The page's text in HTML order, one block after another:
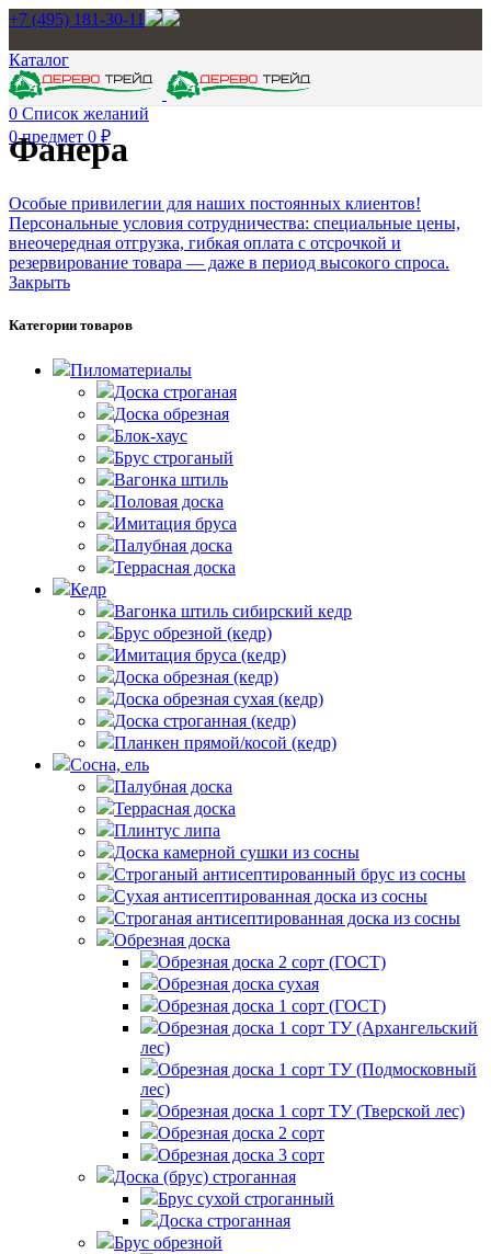
+7 (495) 181-30-11
Каталог
0 Список желаний
0предмет 0 ₽
Фанера
Особые привилегии для наших постоянных клиентов!
Персональные условия сотрудничества: специальные цены,
внеочередная отгрузка, гибкая оплата с отсрочкой и
резервирование товара — даже в период высокого спроса.
Закрыть
Категории товаров
Пиломатериалы
Доска строганая
Доска обрезная
Блок-хаус
Брус строганый
Вагонка штиль
Половая доска
Имитация бруса
Палубная доска
Террасная доска
Кедр
Вагонка штиль сибирский кедр
Брус обрезной (кедр)
Имитация бруса (кедр)
Доска обрезная (кедр)
Доска обрезная сухая (кедр)
Доска строганная (кедр)
Планкен прямой/косой (кедр)
Сосна, ель
Палубная доска
Террасная доска
Плинтус липа
Доска камерной сушки из сосны
Строганый антисептированный брус из сосны
Сухая антисептированная доска из сосны
Строганая антисептированная доска из сосны
Обрезная доска
Обрезная доска 2 сорт (ГОСТ)
Обрезная доска сухая
Обрезная доска 1 сорт (ГОСТ)
Обрезная доска 1 сорт ТУ (Архангельский
лес)
Обрезная доска 1 сорт ТУ (Подмосковный
лес)
Обрезная доска 1 сорт ТУ (Тверской лес)
Обрезная доска 2 сорт
Обрезная доска 3 сорт
Доска (брус) строганная
Брус сухой строганный
Доска строганная
Брус обрезной